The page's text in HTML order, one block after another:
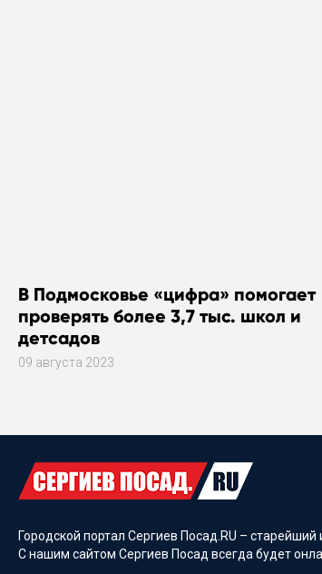
В Подмосковье «цифра» помогает
проверять более 3,7 тыс. школ и
детсадов
09 августа 2023
Городской портал Сергиев Посад.RU –
С нашим сайтом Сергиев Посад всегда будет